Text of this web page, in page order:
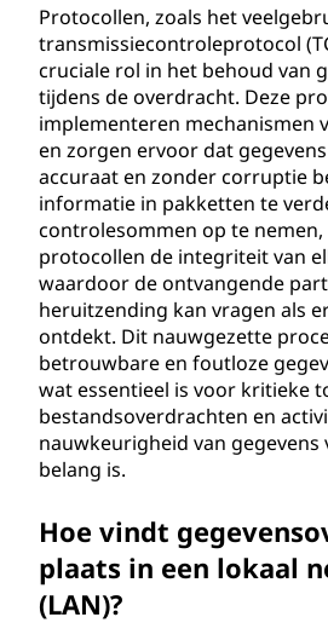
Protocollen, zoals het
transmissiecontroleprotocol
cruciale rol in het behoud van
tijdens de overdracht. Deze
implementeren mechanismen
en zorgen ervoor dat
accuraat en zonder corruptie
informatie in pakketten te
controlesommen op te
protocollen de integriteit van
waardoor de ontvangende
heruitzending kan vragen als
ontdekt. Dit nauwgezette
betrouwbare en foutloze
wat essentieel is voor kritieke
bestandsoverdrachten en
nauwkeurigheid van
belang is.
Hoe vindt
plaats in een lokaal
(LAN)?